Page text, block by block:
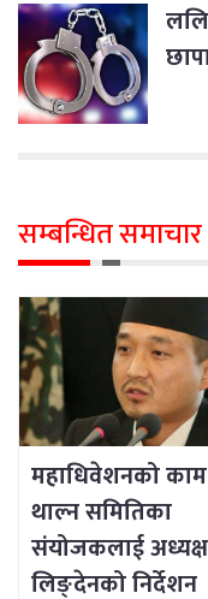
सम्बन्धित समाचार
महाधिवेशनको काम
थाल्न समितिका
संयोजकलाई अध्यक्ष
लिङ्देनको निर्देशन